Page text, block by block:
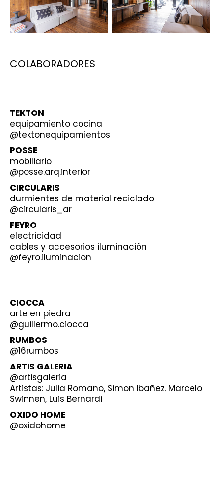
COLABORADORES
TEKTON
equipamiento cocina
@tektonequipamientos
POSSE
mobiliario
@posse.arq.interior
CIRCULARIS
durmientes de material reciclado
@circularis_ar
FEYRO
electricidad
cables y accesorios iluminación
@feyro.iluminacion
CIOCCA
arte en piedra
@guillermo.ciocca
RUMBOS
@16rumbos
ARTIS GALERIA
@artisgaleria
Artistas: Julia Romano, Simon Ibañez, Marcelo
Swinnen, Luis Bernardi
OXIDO HOME
@oxidohome